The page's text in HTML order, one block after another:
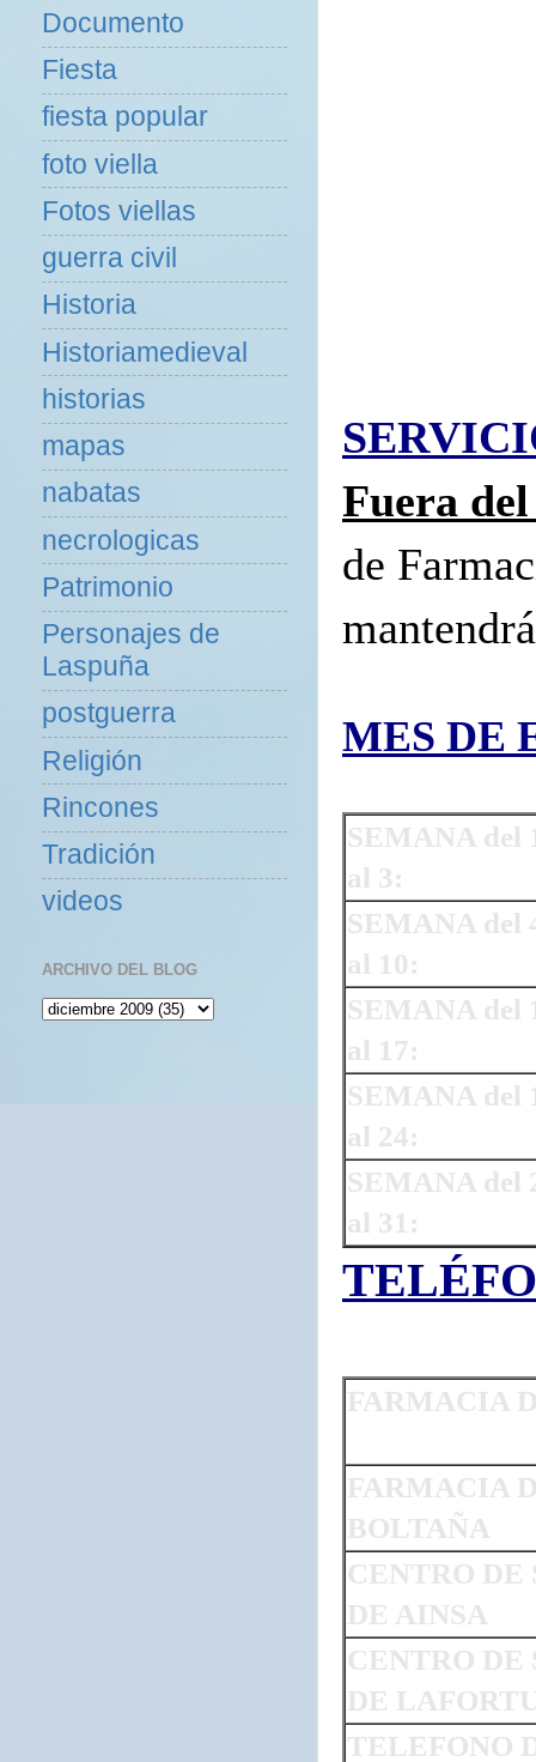
Fuera
de
MES DE
SEMANA del
al 3:
SEMANA del
al 10:
SEMANA del
al 17:
SEMANA del
al 24:
SEMANA del
al 31:
FARMACIA
FARMACIA
BOLTAÑA
CENTRO DE
DE AINSA
CENTRO DE
DE
TELEFONO
Documento
Fiesta
fiesta popular
foto viella
Fotos viellas
guerra civil
Historia
Historiamedieval
historias
mapas
nabatas
necrologicas
Patrimonio
Personajes de
Laspuña
postguerra
Religión
Rincones
Tradición
videos
ARCHIVO DEL BLOG